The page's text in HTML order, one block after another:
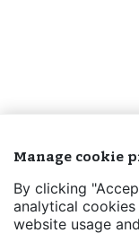
Manage cookie
By clicking
analytical
website usage